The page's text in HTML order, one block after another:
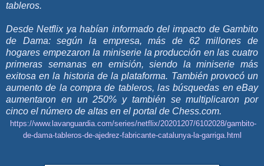
tableros.
Desde Netflix ya habían informado del impacto de Gambito
de Dama: según la empresa, más de 62 millones de
hogares empezaron la miniserie la producción en las cuatro
primeras semanas en emisión, siendo la miniserie más
exitosa en la historia de la plataforma. También provocó un
aumento de la compra de tableros, las búsquedas en eBay
aumentaron en un 250% y también se multiplicaron por
cinco el número de altas en el portal de Chess.com.
https://www.lavanguardia.com/series/netflix/20201207/6102028/gambito-
de-dama-tableros-de-ajedrez-fabricante-catalunya-la-garriga.html